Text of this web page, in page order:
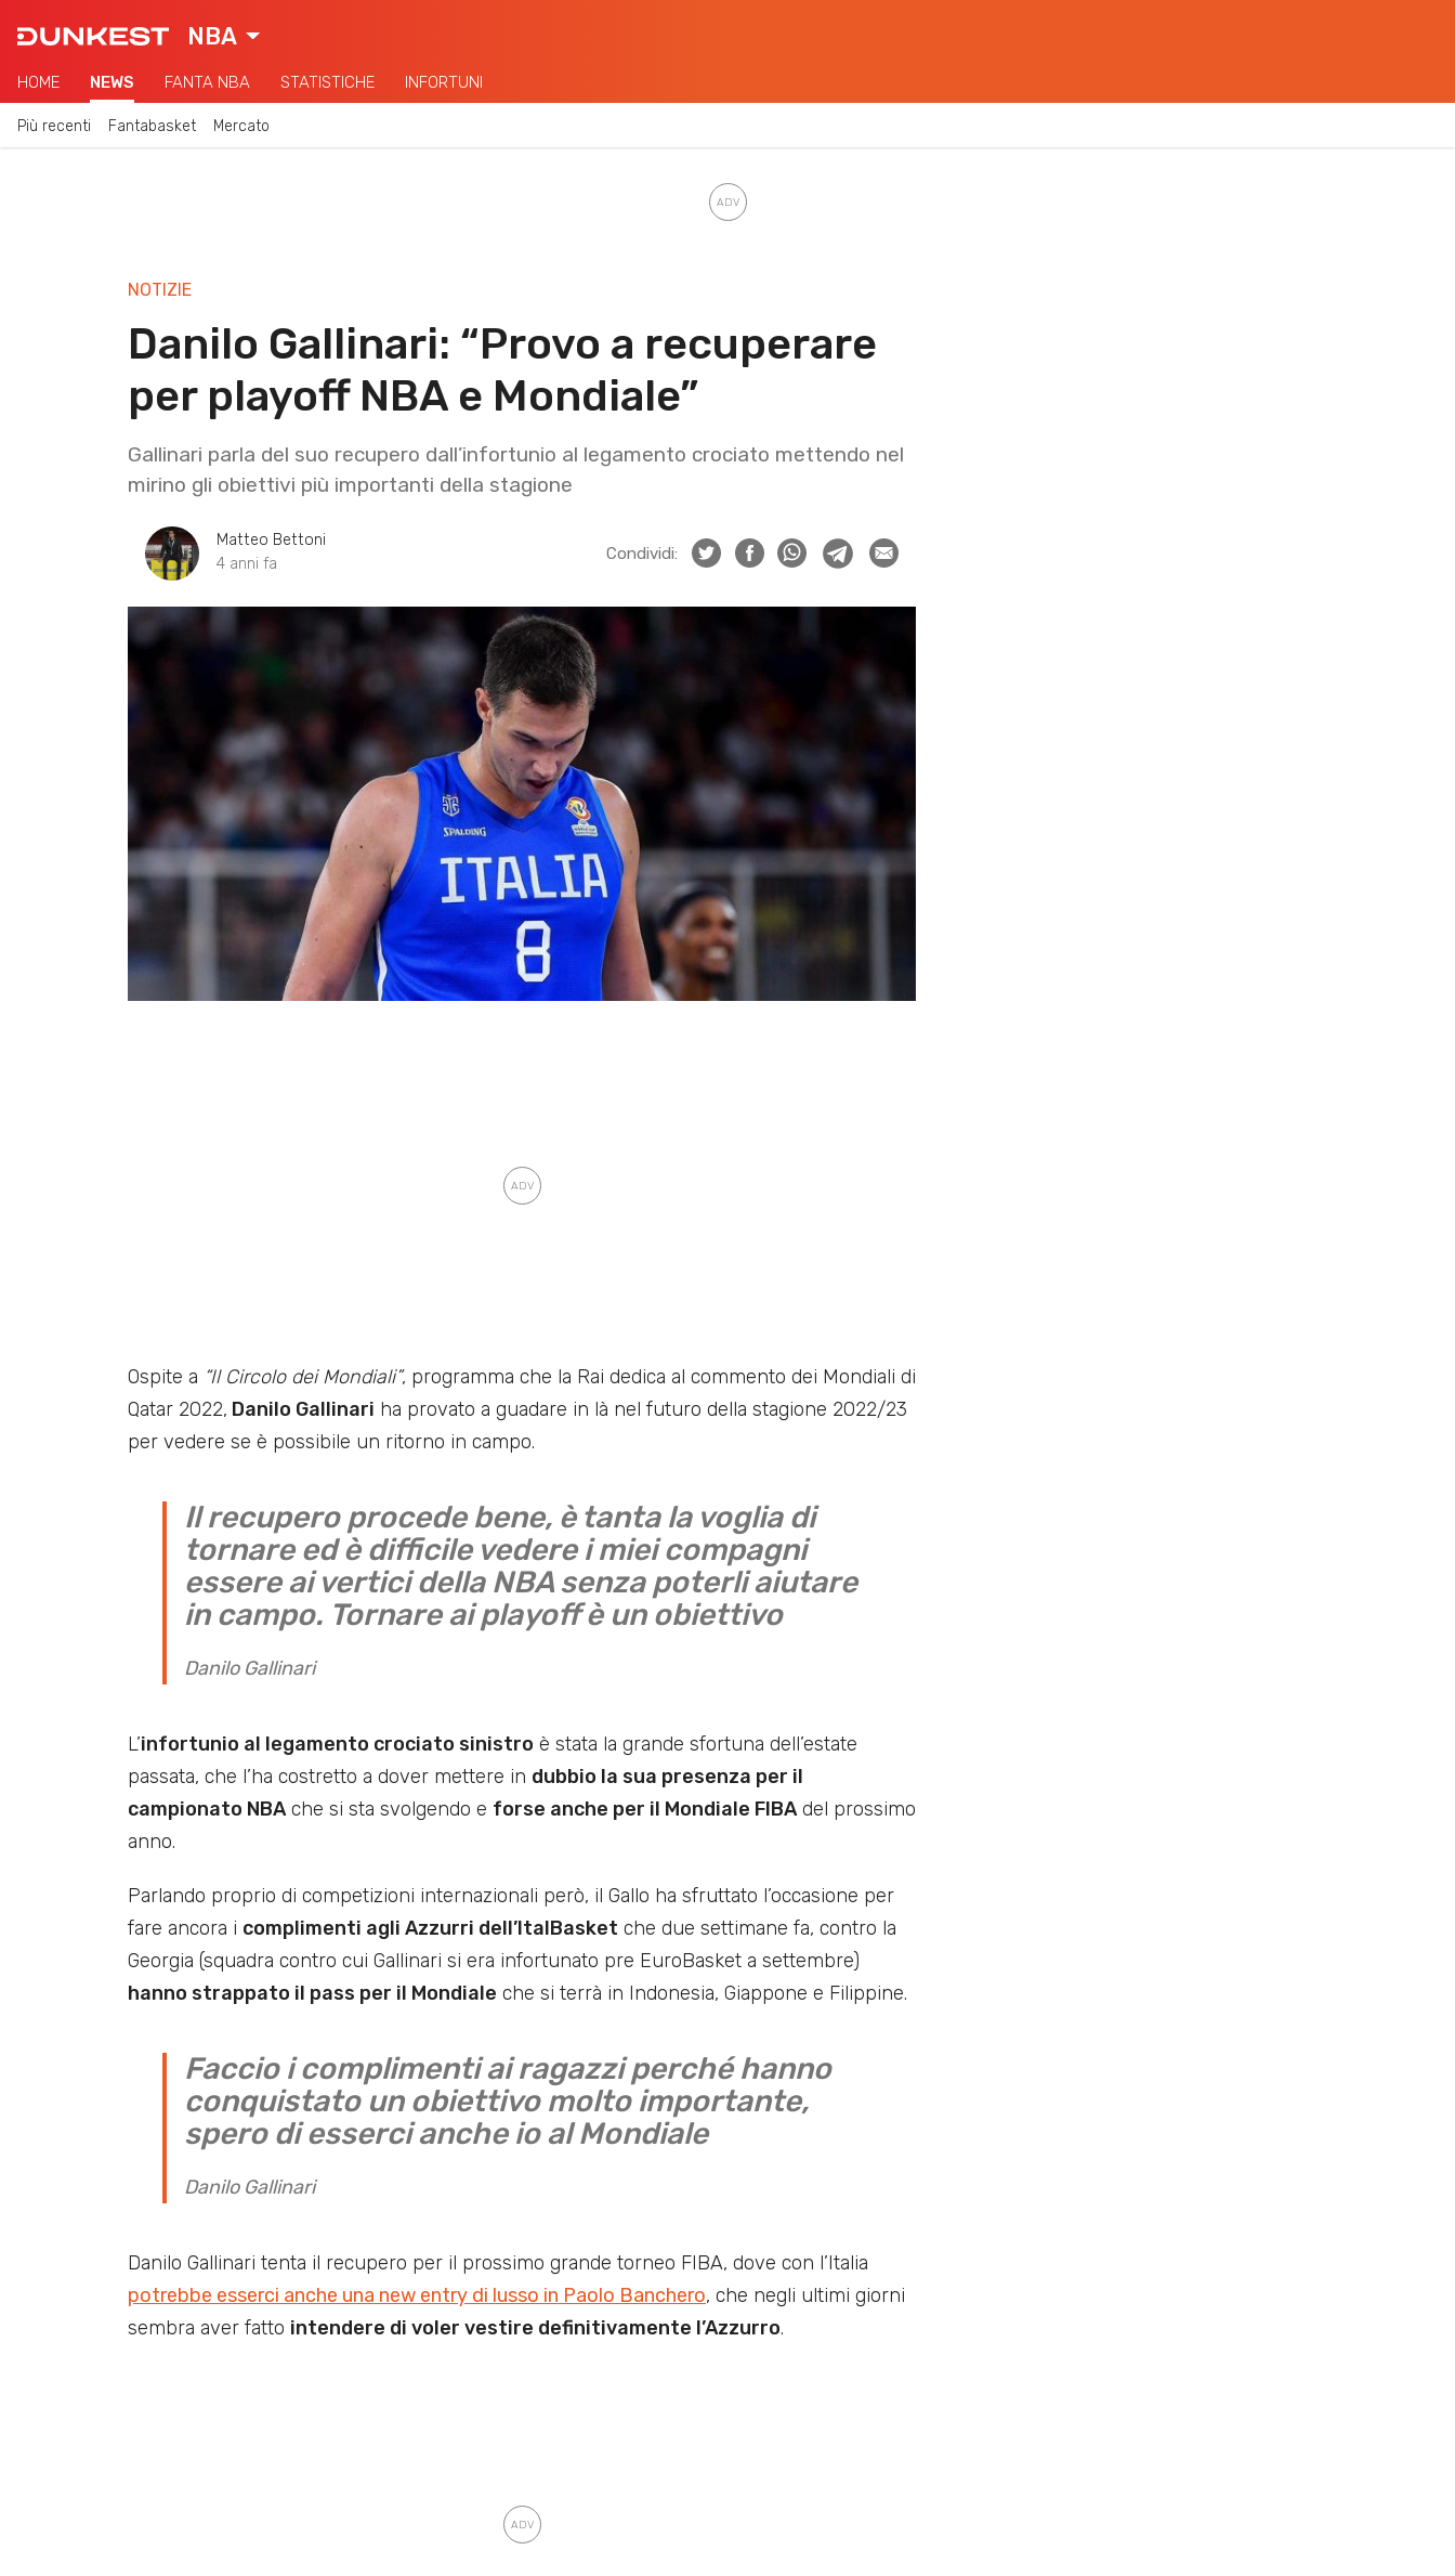
NBA
HOME NEWS FANTA NBA STATISTICHE INFORTUNI
Più recenti Fantabasket Mercato
NOTIZIE
Danilo Gallinari: “Provo a recuperare
per playoff NBA e Mondiale”
Gallinari parla del suo recupero dall’infortunio al legamento crociato mettendo nel
mirino gli obiettivi più importanti della stagione
Matteo Bettoni
4 anni fa
Condividi:
Ospite a “Il Circolo dei Mondiali”, programma che la Rai dedica al commento dei Mondiali di
Qatar 2022, Danilo Gallinari ha provato a guadare in là nel futuro della stagione 2022/23
per vedere se è possibile un ritorno in campo.
Il recupero procede bene, è tanta la voglia di
tornare ed è difficile vedere i miei compagni
essere ai vertici della NBA senza poterli aiutare
in campo. Tornare ai playoff è un obiettivo
Danilo Gallinari
L’infortunio al legamento crociato sinistro è stata la grande sfortuna dell’estate
passata, che l’ha costretto a dover mettere in dubbio la sua presenza per il
campionato NBAche si sta svolgendo e forse anche per il Mondiale FIBAdel prossimo
anno.
Parlando proprio di competizioni internazionali però, il Gallo ha sfruttato l’occasione per
fare ancora i complimenti agli Azzurri dell’ItalBasket che due settimane fa, contro la
Georgia (squadra contro cui Gallinari si era infortunato pre EuroBasket a settembre)
hanno strappato il pass per il Mondiale che si terrà in Indonesia, Giappone e Filippine.
Faccio i complimenti ai ragazzi perché hanno
conquistato un obiettivo molto importante,
spero di esserci anche io al Mondiale
Danilo Gallinari
Danilo Gallinari tenta il recupero per il prossimo grande torneo FIBA, dove con l’Italia
potrebbe esserci anche una new entry di lusso in Paolo Banchero, che negli ultimi giorni
sembra aver fatto intendere di voler vestire definitivamente l’Azzurro.